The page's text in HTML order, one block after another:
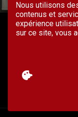
Nous utilisons
contenus et
expérience
sur ce site, vous